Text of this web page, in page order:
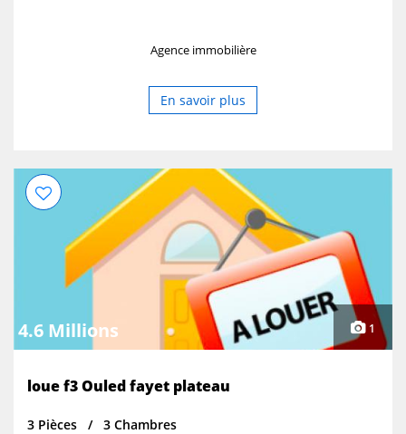
Agence immobilière
En savoir plus
4.6 Millions 1
loue f3 Ouled fayet plateau
3 Pièces
3 Chambres